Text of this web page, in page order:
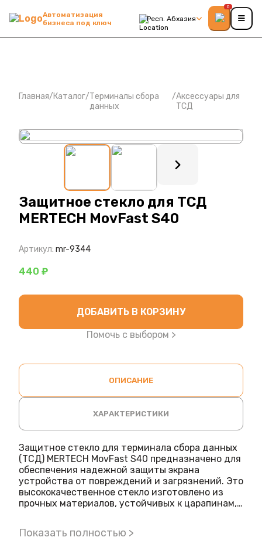
Автоматизация
бизнеса под ключ
Респ. Абхазия
0
Главная/Каталог/Терминалы сбора
данных
/Аксессуары для
ТСД
: ?>
Защитное стекло для ТСД
MERTECH MovFast S40
Артикул: mr-9344
440 ₽
ДОБАВИТЬ В КОРЗИНУ
Помочь с выбором >
ОПИСАНИЕ
ХАРАКТЕРИСТИКИ
Защитное стекло для терминала сбора данных
(ТСД) MERTECH MovFast S40 предназначено для
обеспечения надежной защиты экрана
устройства от повреждений и загрязнений. Это
высококачественное стекло изготовлено из
прочных материалов, устойчивых к царапинам,
устройства и сохранить его первозданный вид.
Показать полностью >